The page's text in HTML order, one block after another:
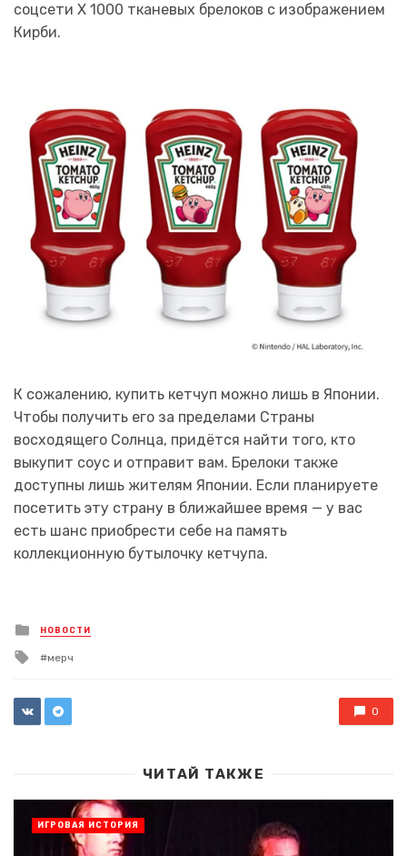
соцсети X 1000 тканевых брелоков с изображением
Кирби.
К сожалению, купить кетчуп можно лишь в Японии.
Чтобы получить его за пределами Страны
восходящего Солнца, придётся найти того, кто
выкупит соус и отправит вам. Брелоки также
доступны лишь жителям Японии. Если планируете
посетить эту страну в ближайшее время — у вас
есть шанс приобрести себе на память
коллекционную бутылочку кетчупа.
Posted
in
НОВОСТИ
Tagged
мерч
0
ЧИТАЙ ТАКЖЕ
ИГРОВАЯ ИСТОРИЯ